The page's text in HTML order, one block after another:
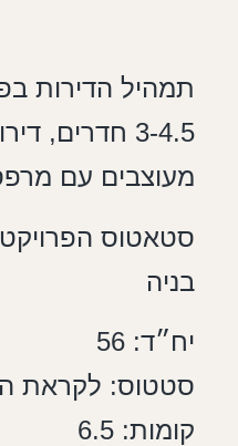
תמהיל הדירות
3-4.5 חדרים,
מעוצבים עם
סטאטוס
בניה
יח״ד: 56
סטטוס: לקראת
קומות: 6.5